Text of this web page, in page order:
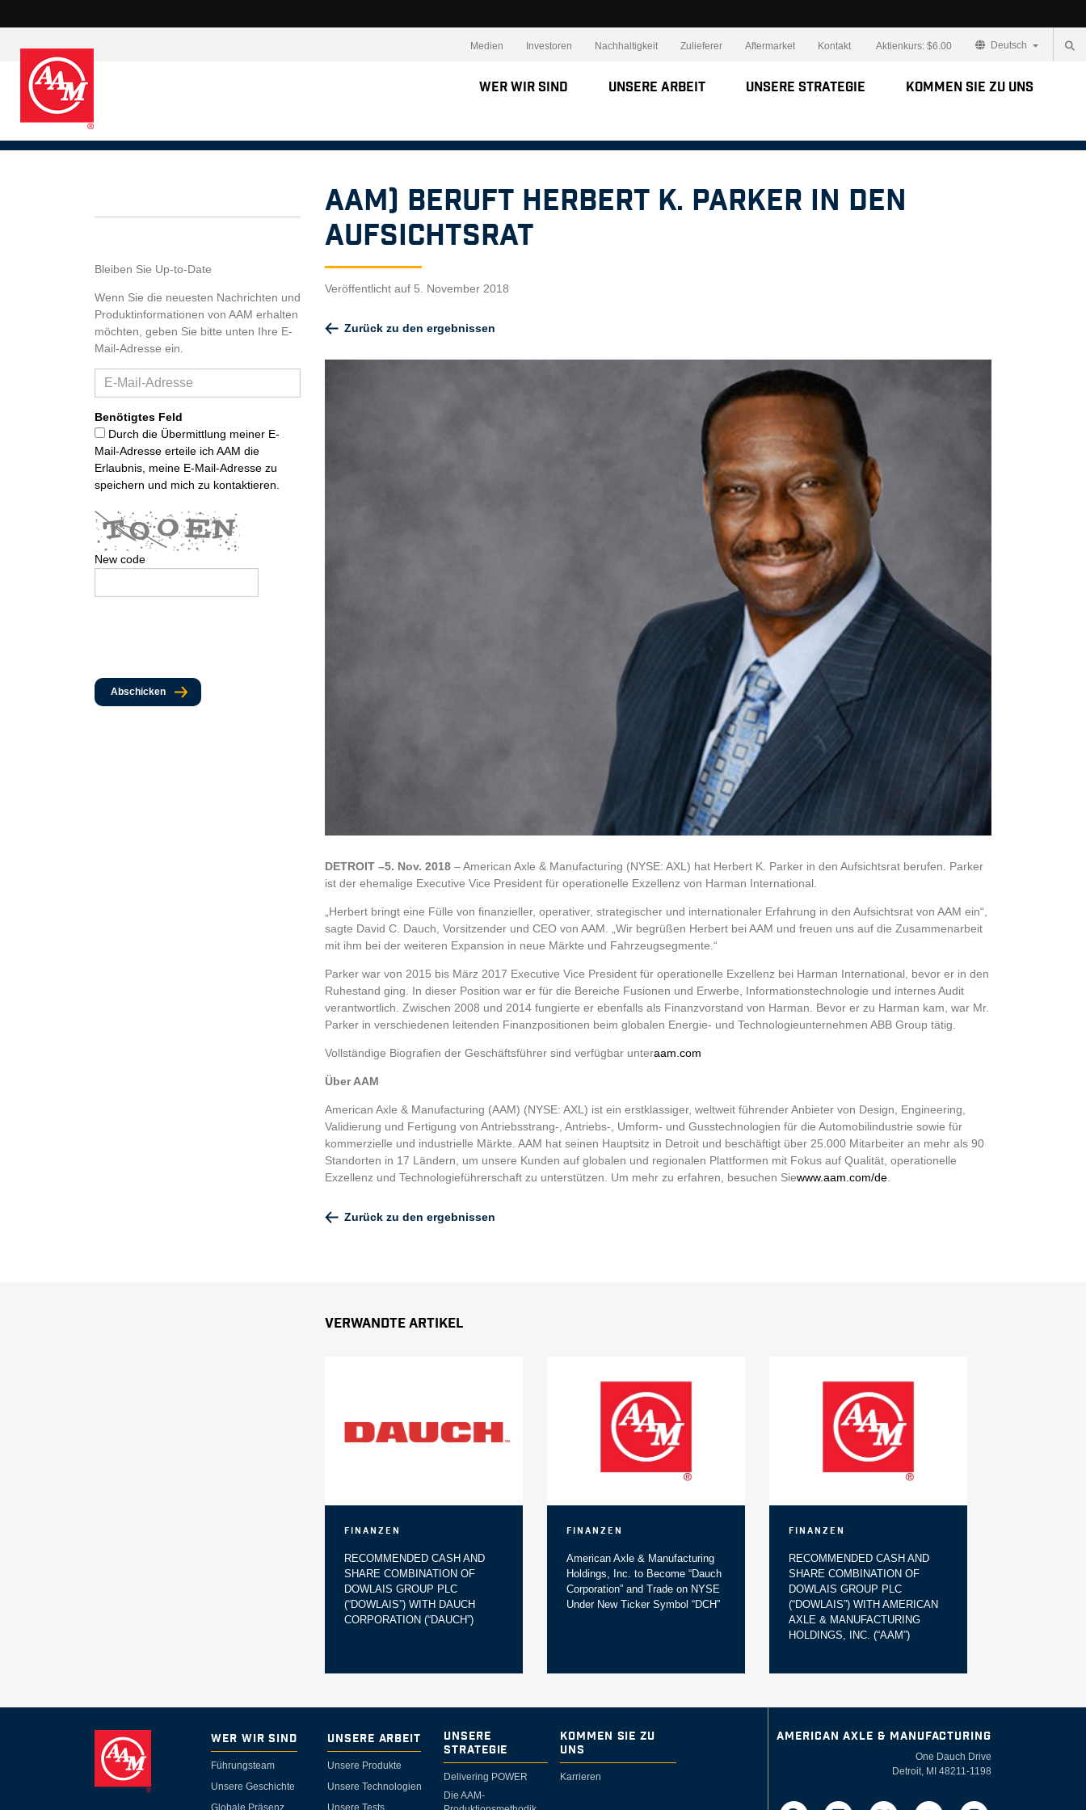
Medien Investoren Nachhaltigkeit Zulieferer Aftermarket Kontakt Aktienkurs: $6.00 Deutsch
Wer wir sind Unsere Arbeit Unsere Strategie Kommen Sie zu uns
AAM) beruft Herbert K. Parker in den
Aufsichtsrat
Veröffentlicht auf 5. November 2018
Zurück zu den ergebnissen
DETROIT –5. Nov. 2018 – American Axle & Manufacturing (NYSE: AXL) hat Herbert K. Parker in den Aufsichtsrat berufen. Parker
ist der ehemalige Executive Vice President für operationelle Exzellenz von Harman International.
„Herbert bringt eine Fülle von finanzieller, operativer, strategischer und internationaler Erfahrung in den Aufsichtsrat von AAM ein“,
sagte David C. Dauch, Vorsitzender und CEO von AAM. „Wir begrüßen Herbert bei AAM und freuen uns auf die Zusammenarbeit
mit ihm bei der weiteren Expansion in neue Märkte und Fahrzeugsegmente.“
Parker war von 2015 bis März 2017 Executive Vice President für operationelle Exzellenz bei Harman International, bevor er in den
Ruhestand ging. In dieser Position war er für die Bereiche Fusionen und Erwerbe, Informationstechnologie und internes Audit
verantwortlich. Zwischen 2008 und 2014 fungierte er ebenfalls als Finanzvorstand von Harman. Bevor er zu Harman kam, war Mr.
Parker in verschiedenen leitenden Finanzpositionen beim globalen Energie- und Technologieunternehmen ABB Group tätig.
Vollständige Biografien der Geschäftsführer sind verfügbar unteraam.com
Über AAM
American Axle & Manufacturing (AAM) (NYSE: AXL) ist ein erstklassiger, weltweit führender Anbieter von Design, Engineering,
Validierung und Fertigung von Antriebsstrang-, Antriebs-, Umform- und Gusstechnologien für die Automobilindustrie sowie für
kommerzielle und industrielle Märkte. AAM hat seinen Hauptsitz in Detroit und beschäftigt über 25.000 Mitarbeiter an mehr als 90
Standorten in 17 Ländern, um unsere Kunden auf globalen und regionalen Plattformen mit Fokus auf Qualität, operationelle
Exzellenz und Technologieführerschaft zu unterstützen. Um mehr zu erfahren, besuchen Siewww.aam.com/de
Zurück zu den ergebnissen
Bleiben Sie Up-to-Date
Wenn Sie die neuesten Nachrichten und
Produktinformationen von AAM erhalten
möchten, geben Sie bitte unten Ihre E-
Mail-Adresse ein.
Benötigtes Feld
Durch die Übermittlung meiner E-
Mail-Adresse erteile ich AAM die
Erlaubnis, meine E-Mail-Adresse zu
speichern und mich zu kontaktieren.
New code
Abschicken
Verwandte Artikel
Finanzen
RECOMMENDED CASH AND
SHARE COMBINATION OF
DOWLAIS GROUP PLC
(“DOWLAIS”) WITH DAUCH
CORPORATION (“DAUCH”)
Finanzen
American Axle & Manufacturing
Holdings, Inc. to Become “Dauch
Corporation” and Trade on NYSE
Under New Ticker Symbol “DCH”
Finanzen
RECOMMENDED CASH AND
SHARE COMBINATION OF
DOWLAIS GROUP PLC
(“DOWLAIS”) WITH AMERICAN
AXLE & MANUFACTURING
HOLDINGS, INC. (“AAM”)
Wer wir sind
Führungsteam
Unsere Geschichte
Globale Präsenz
Unsere Arbeit
Unsere Produkte
Unsere Technologien
Unsere Tests
Unsere
Strategie
Delivering POWER
Die AAM-
Kommen Sie zu
uns
Karrieren
AMERICAN AXLE & MANUFACTURING
One Dauch Drive
Detroit, MI 48211-1198